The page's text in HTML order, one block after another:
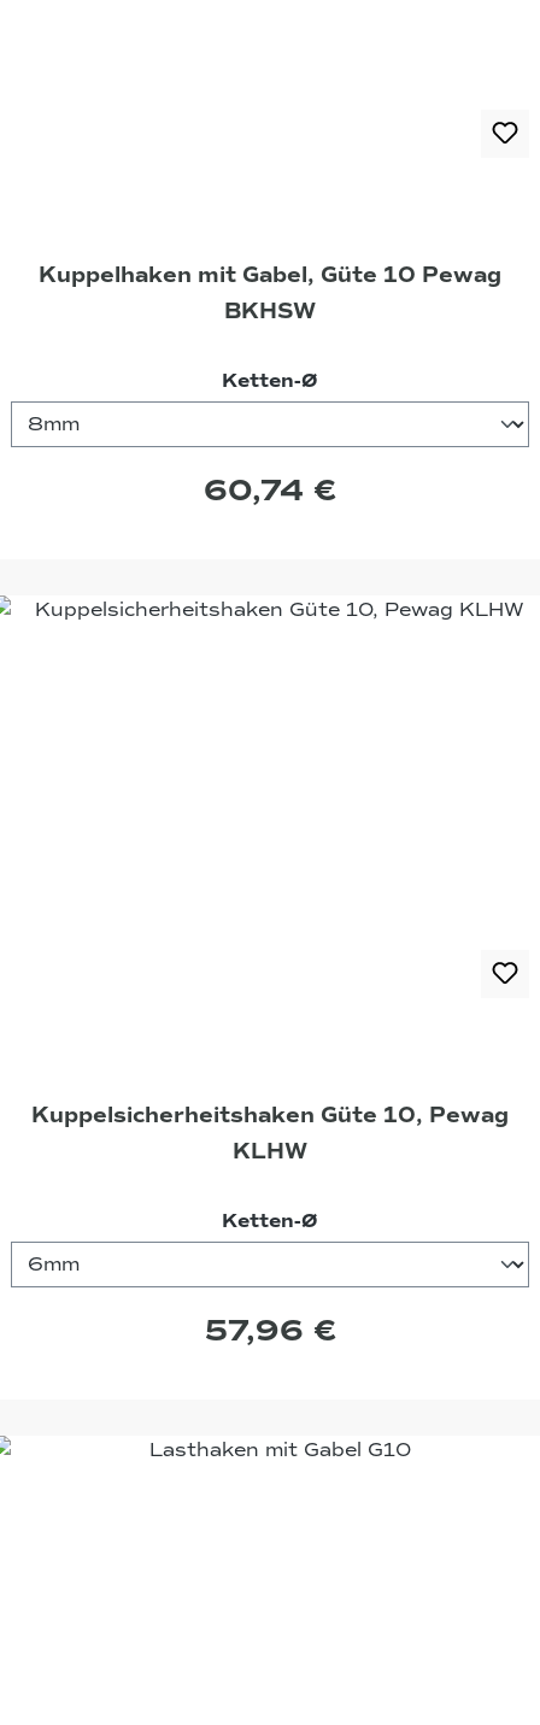
Kuppelhaken mit Gabel, Güte 10 Pewag
BKHSW
Ketten-Ø
60,74 €
Kuppelsicherheitshaken Güte 10, Pewag
KLHW
Ketten-Ø
57,96 €